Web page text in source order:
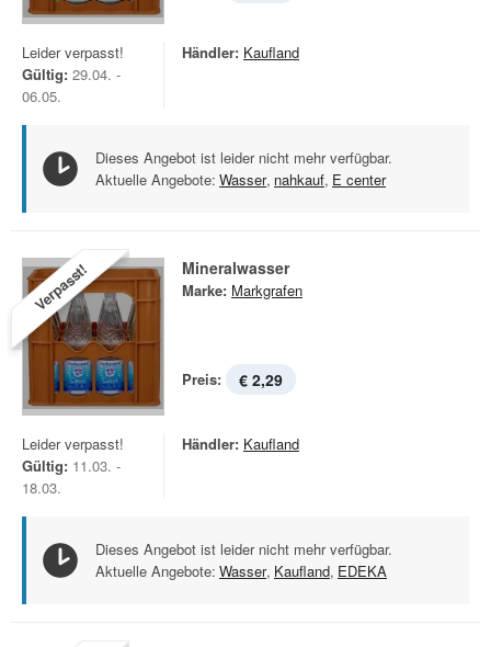
Leider verpasst!
Gültig: 29.04. -
06.05.
Händler: Kaufland
Dieses Angebot ist leider nicht mehr verfügbar.
Aktuelle Angebote: Wasser, nahkauf, E center
Verpasst! Mineralwasser
Marke: Markgrafen
Preis: € 2,29
Leider verpasst!
Gültig: 11.03. -
18.03.
Händler: Kaufland
Dieses Angebot ist leider nicht mehr verfügbar.
Aktuelle Angebote: Wasser, Kaufland, EDEKA